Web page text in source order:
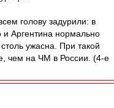
голову задурили: в
и Аргентина нормально
ужасна. При такой
чем на ЧМ в России. (4-е